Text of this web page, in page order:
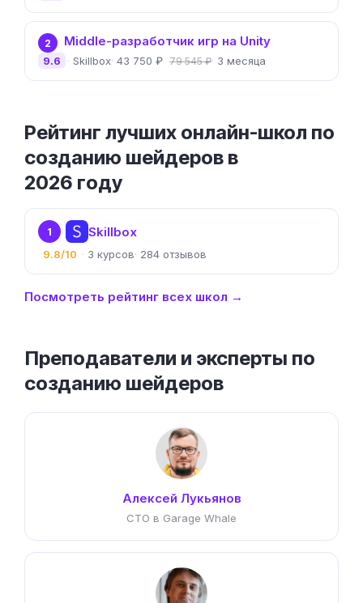
2 Middle-разработчик игр на Unity
Skillbox 43 750 ₽ 79 545 ₽ 3 месяца
9.6
Рейтинг лучших онлайн-школ по
созданию шейдеров в
2026 году
1 Skillbox
9.8/10 3 284
Посмотреть рейтинг всех школ →
Преподаватели и эксперты по
созданию шейдеров
Алексей Лукьянов
CTO в Garage Whale